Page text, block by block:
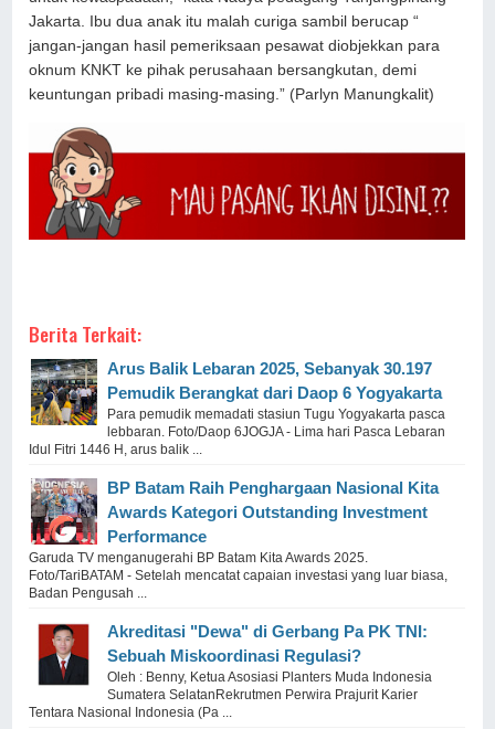
Jakarta. Ibu dua anak itu malah curiga sambil berucap “
jangan-jangan hasil pemeriksaan pesawat diobjekkan para
oknum KNKT ke pihak perusahaan bersangkutan, demi
keuntungan pribadi masing-masing.” (Parlyn Manungkalit)
Berita Terkait:
Arus Balik Lebaran 2025, Sebanyak 30.197
Pemudik Berangkat dari Daop 6 Yogyakarta
Para pemudik memadati stasiun Tugu Yogyakarta pasca
lebbaran. Foto/Daop 6JOGJA - Lima hari Pasca Lebaran
Idul Fitri 1446 H, arus balik ...
BP Batam Raih Penghargaan Nasional Kita
Awards Kategori Outstanding Investment
Performance
Garuda TV menganugerahi BP Batam Kita Awards 2025.
Foto/TariBATAM - Setelah mencatat capaian investasi yang luar biasa,
Badan Pengusah ...
Akreditasi "Dewa" di Gerbang Pa PK TNI:
Sebuah Miskoordinasi Regulasi?
Oleh : Benny, Ketua Asosiasi Planters Muda Indonesia
Sumatera SelatanRekrutmen Perwira Prajurit Karier
Tentara Nasional Indonesia (Pa ...